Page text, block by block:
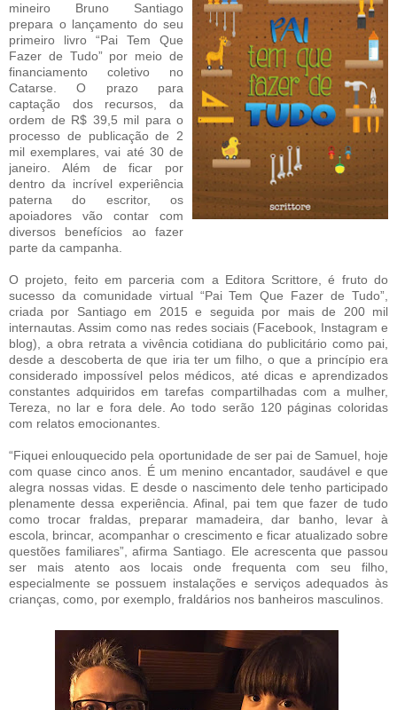
mineiro Bruno Santiago
prepara o lançamento do seu
primeiro livro “Pai Tem Que
Fazer de Tudo” por meio de
financiamento coletivo no
Catarse. O prazo para
captação dos recursos, da
ordem de R$ 39,5 mil para o
processo de publicação de 2
mil exemplares, vai até 30 de
janeiro. Além de ficar por
dentro da incrível experiência
paterna do escritor, os
apoiadores vão contar com
diversos benefícios ao fazer
parte da campanha.
O projeto, feito em parceria com a Editora Scrittore, é fruto do
sucesso da comunidade virtual “Pai Tem Que Fazer de Tudo”,
criada por Santiago em 2015 e seguida por mais de 200 mil
internautas. Assim como nas redes sociais (Facebook, Instagram e
blog), a obra retrata a vivência cotidiana do publicitário como pai,
desde a descoberta de que iria ter um filho, o que a princípio era
considerado impossível pelos médicos, até dicas e aprendizados
constantes adquiridos em tarefas compartilhadas com a mulher,
Tereza, no lar e fora dele. Ao todo serão 120 páginas coloridas
com relatos emocionantes.
“Fiquei enlouquecido pela oportunidade de ser pai de Samuel, hoje
com quase cinco anos. É um menino encantador, saudável e que
alegra nossas vidas. E desde o nascimento dele tenho participado
plenamente dessa experiência. Afinal, pai tem que fazer de tudo
como trocar fraldas, preparar mamadeira, dar banho, levar à
escola, brincar, acompanhar o crescimento e ficar atualizado sobre
questões familiares”, afirma Santiago. Ele acrescenta que passou
ser mais atento aos locais onde frequenta com seu filho,
especialmente se possuem instalações e serviços adequados às
crianças, como, por exemplo, fraldários nos banheiros masculinos.